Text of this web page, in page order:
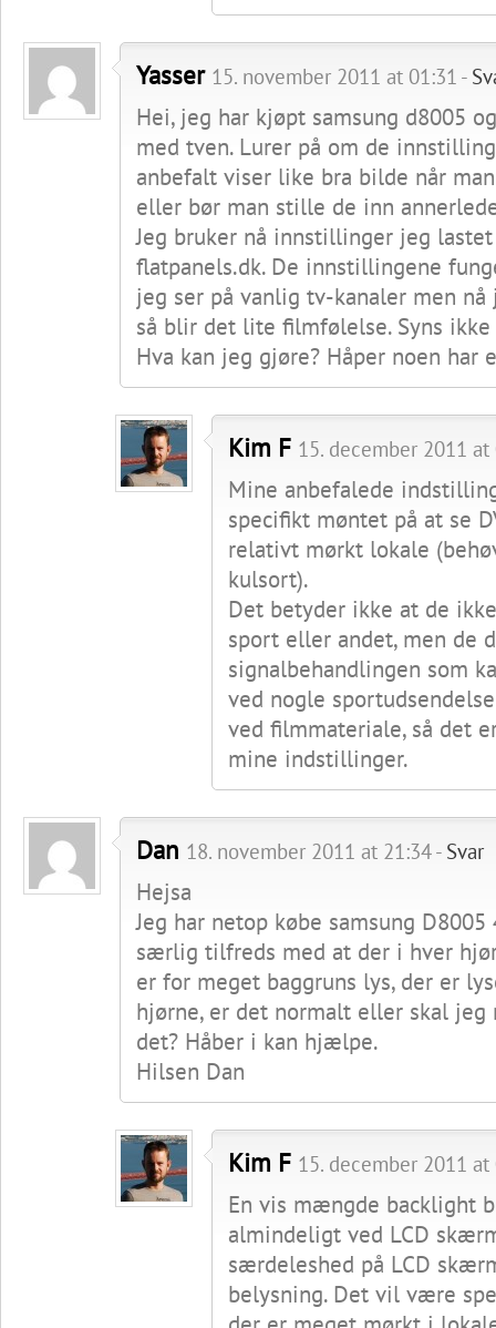
Yasser 15. november 2011 at 01:31 -
Hei, jeg har kjøpt samsung d8005
med tven. Lurer på om de
anbefalt viser like bra bilde når
eller bør man stille de inn
Jeg bruker nå innstillinger jeg
flatpanels.dk. De innstillingene
jeg ser på vanlig tv-kanaler men
så blir det lite filmfølelse. Syns
Hva kan jeg gjøre? Håper noen har
Kim F 15. december 2011
Mine anbefalede
specifikt møntet på at se
relativt mørkt lokale
kulsort).
Det betyder ikke at de
sport eller andet, men de
signalbehandlingen som
ved nogle
ved filmmateriale, så det
mine indstillinger.
Dan 18. november 2011 at 21:34 - Svar
Hejsa
Jeg har netop købe samsung
særlig tilfreds med at der i hver
er for meget baggruns lys, der er
hjørne, er det normalt eller skal jeg
det? Håber i kan hjælpe.
Hilsen Dan
Kim F 15. december 2011
En vis mængde backlight
almindeligt ved LCD
særdeleshed på LCD
belysning. Det vil være